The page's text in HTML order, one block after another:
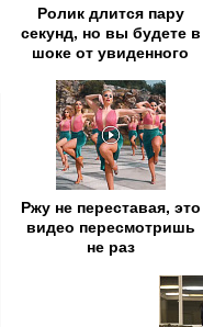
Ролик длится пару
секунд, но вы будете в
шоке от увиденного
Ржу не переставая, это
видео пересмотришь
не раз